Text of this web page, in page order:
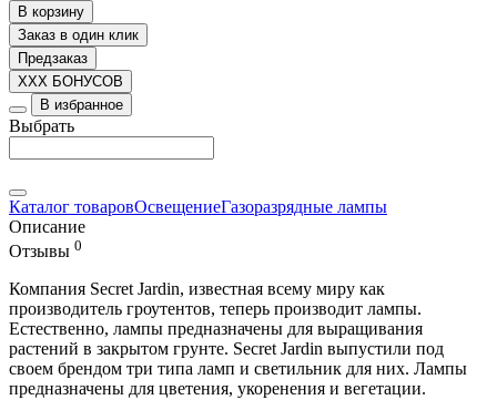
В корзину
Заказ в один клик
Предзаказ
XXX БОНУСОВ
В избранное
Выбрать
Каталог товаровОсвещениеГазоразрядные лампы
Описание
Отзывы 0
Компания Secret Jardin, известная всему миру как
производитель гроутентов, теперь производит лампы.
Естественно, лампы предназначены для выращивания
растений в закрытом грунте. Secret Jardin выпустили под
своем брендом три типа ламп и светильник для них. Лампы
предназначены для цветения, укоренения и вегетации.